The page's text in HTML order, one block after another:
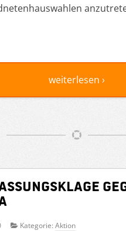
weiterlesen ›
Kategorie: Aktion